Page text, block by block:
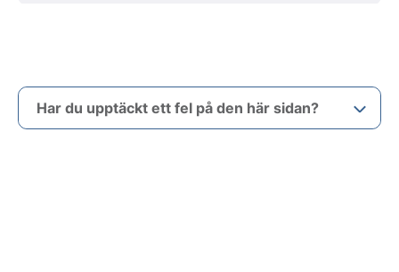
Har du upptäckt ett fel på den här sidan?